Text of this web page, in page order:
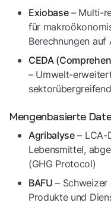
Exiobase– Multi-
für
Berechnungen auf
CEDA
– Umwelt-
Mengenbasierte
Agribalyse– LCA-
Lebensmittel,
(GHG Protocol)
BAFU –
Produkte und